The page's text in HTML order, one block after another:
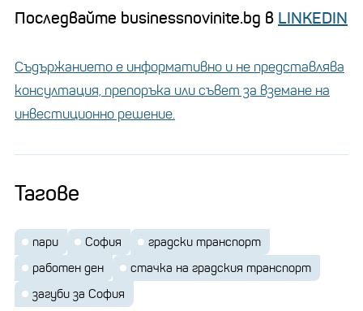
Последвайте businessnovinite.bg в LINKEDIN
Съдържанието е информативно и не представлява
консултация, препоръка или съвет за вземане на
инвестиционно решение.
Тагове
пари София
градски транспорт
работен ден
стачка на градския транспорт
загуби за София